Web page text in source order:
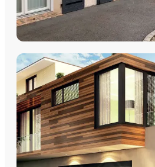
VOLETS
Volets Roulants Volets Coulissants
Découvrez nos volets roulants,
pose par les équipes Plein Jour
DÉCOUVRIR